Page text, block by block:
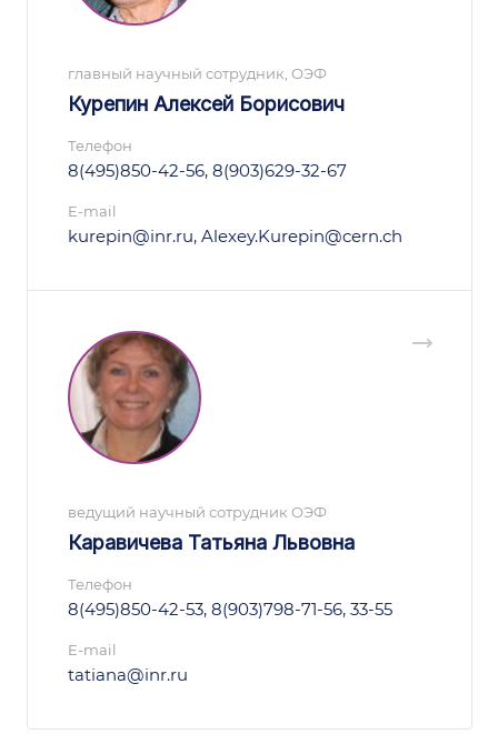
главный научный сотрудник, ОЭФ
Курепин Алексей Борисович
Телефон
8(495)850-42-56, 8(903)629-32-67
E-mail
kurepin@inr.ru, Alexey.Kurepin@cern.ch
ведущий научный сотрудник ОЭФ
Каравичева Татьяна Львовна
Телефон
8(495)850-42-53, 8(903)798-71-56, 33-55
E-mail
tatiana@inr.ru